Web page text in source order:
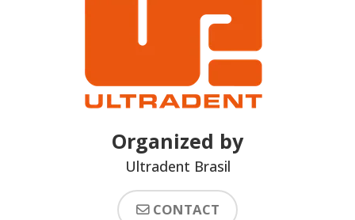
Organized by
Ultradent Brasil
CONTACT